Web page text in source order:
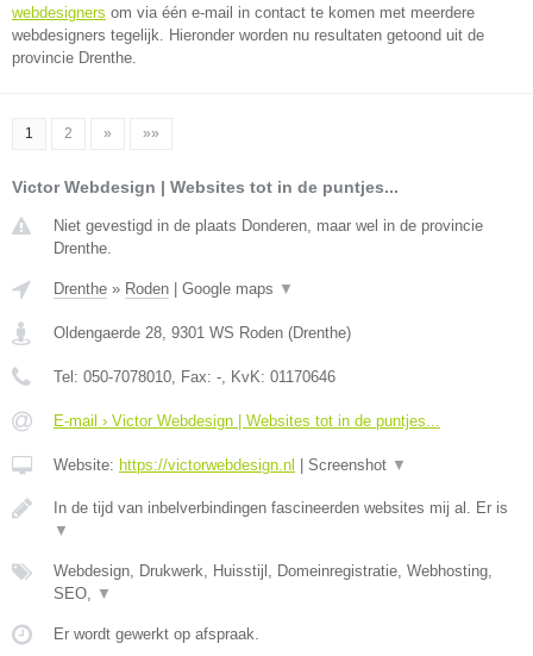
webdesigners om via één e-mail in contact te komen met meerdere
webdesigners tegelijk. Hieronder worden nu resultaten getoond uit de
provincie Drenthe.
1 2 » »»
Victor Webdesign | Websites tot in de puntjes...
Niet gevestigd in de plaats Donderen, maar wel in de provincie
Drenthe.
Drenthe » Roden Google maps ▼
Oldengaerde 28, 9301 WS Roden (Drenthe)
Tel: 050-7078010, Fax: -, KvK: 01170646
E-mail › Victor Webdesign | Websites tot in de puntjes...
Website: https://victorwebdesign.nl Screenshot ▼
In de tijd van inbelverbindingen fascineerden websites mij al. Er is
▼
Webdesign, Drukwerk, Huisstijl, Domeinregistratie, Webhosting,
SEO, ▼
Er wordt gewerkt op afspraak.